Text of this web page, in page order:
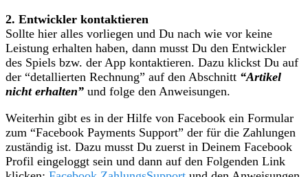
2. Entwickler kontaktieren
Sollte hier alles vorliegen und Du nach wie vor keine
Leistung erhalten haben, dann musst Du den Entwickler
des Spiels bzw. der App kontaktieren. Dazu klickst Du auf
der “detallierten Rechnung” auf den Abschnitt “Artikel
nicht erhalten” und folge den Anweisungen.
Weiterhin gibt es in der Hilfe von Facebook ein Formular
zum “Facebook Payments Support” der für die Zahlungen
zuständig ist. Dazu musst Du zuerst in Deinem Facebook
Profil eingeloggt sein und dann auf den Folgenden Link